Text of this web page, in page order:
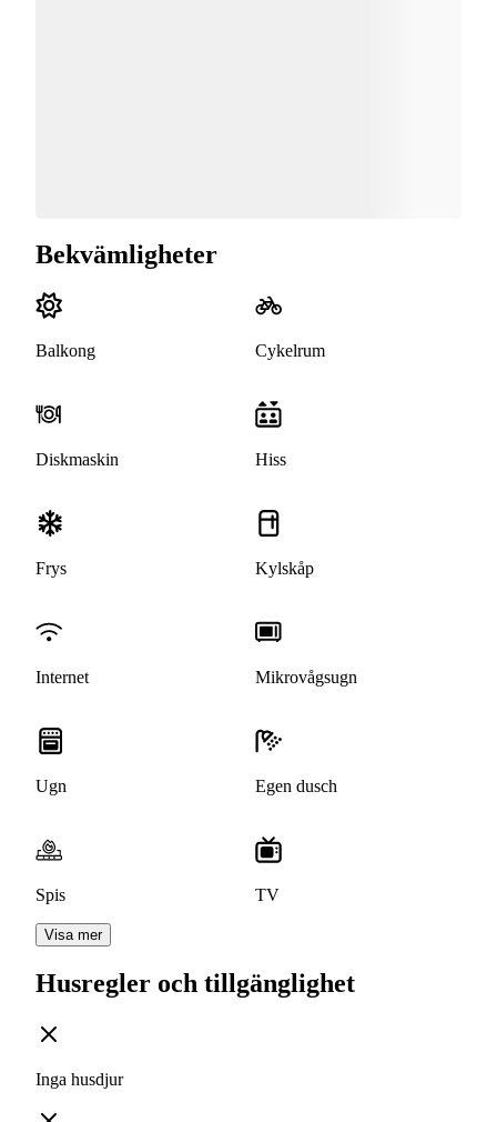
Bekvämligheter
Balkong Cykelrum
Diskmaskin Hiss
Frys Kylskåp
Internet Mikrovågsugn
Ugn Egen dusch
Spis TV
Visa mer
Husregler och tillgänglighet
Inga husdjur